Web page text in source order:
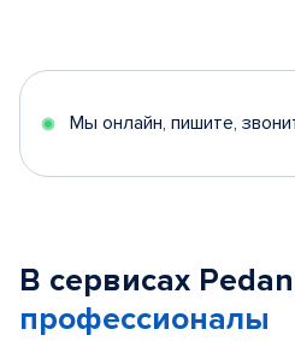
Мы онлайн, пишите,
В сервисах
профессионалы